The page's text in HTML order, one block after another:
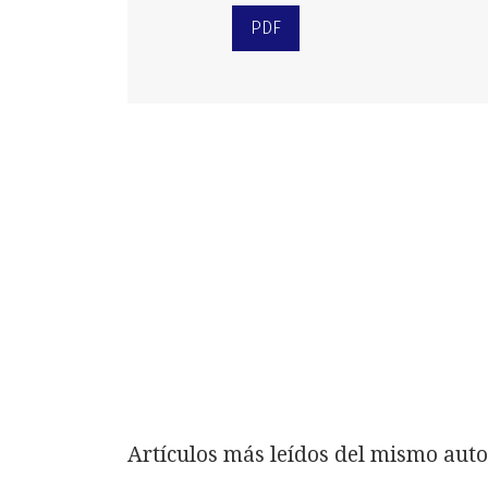
PDF
Artículos más leídos del mismo